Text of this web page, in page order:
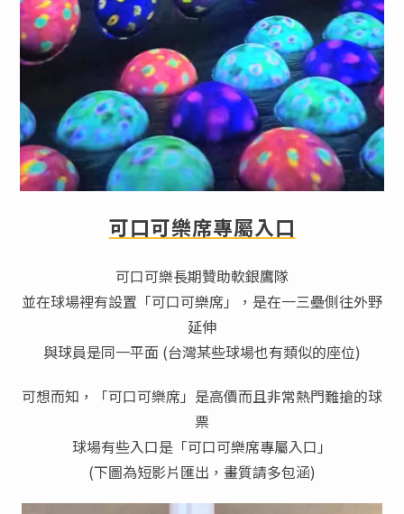
可口可樂席專屬入口
可口可樂長期贊助軟銀鷹隊
並在球場裡有設置「可口可樂席」，是在一三壘側往外野
延伸
與球員是同一平面 (台灣某些球場也有類似的座位)
可想而知，「可口可樂席」是高價而且非常熱門難搶的球
票
球場有些入口是「可口可樂席專屬入口」
(下圖為短影片匯出，畫質請多包涵)